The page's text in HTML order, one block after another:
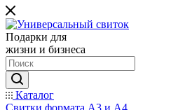
Подарки для
жизни и бизнеса
Каталог
Свитки формата А3 и А4